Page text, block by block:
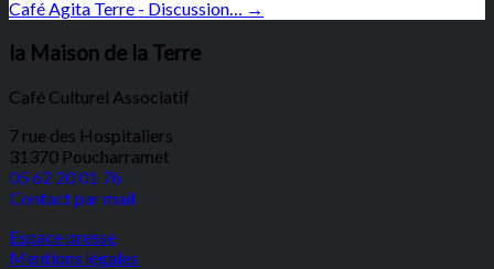
Café Agita Terre - Discussion… →
la Maison de la Terre
Café Culturel Associatif
7 rue des Hospitaliers
31370 Poucharramet
05 62 20 01 76
Contact par mail
Espace presse
Mentions légales